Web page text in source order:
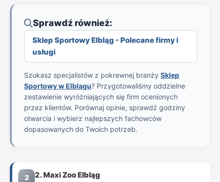
Sprawdź również:
Sklep Sportowy Elbląg - Polecane firmy i
usługi
Szukasz specjalistów z pokrewnej branży Sklep
Sportowy w Elblągu? Przygotowaliśmy oddzielne
zestawienie wyróżniających się firm ocenionych
przez klientów. Porównaj opinie, sprawdź godziny
otwarcia i wybierz najlepszych fachowców
dopasowanych do Twoich potrzeb.
2 2. Maxi Zoo Elbląg